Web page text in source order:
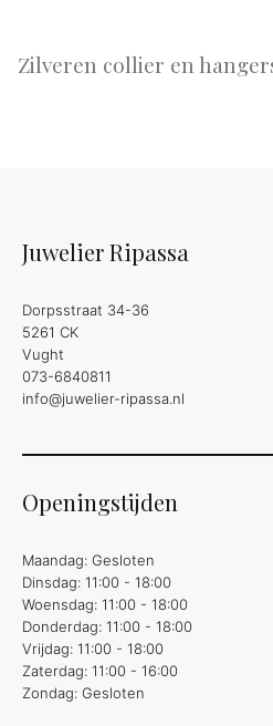
Zilveren collier en
Juwelier Ripassa
Dorpsstraat 34-36
5261 CK
Vught
073-6840811
info@juwelier-ripassa.nl
Openingstijden
Maandag: Gesloten
Dinsdag: 11:00 - 18:00
Woensdag: 11:00 - 18:00
Donderdag: 11:00 - 18:00
Vrijdag: 11:00 - 18:00
Zaterdag: 11:00 - 16:00
Zondag: Gesloten